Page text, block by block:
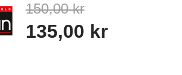
150,00 kr
135,00 kr